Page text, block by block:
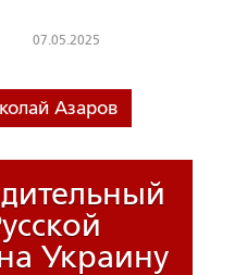
07.05.2025
Азаров
Украину